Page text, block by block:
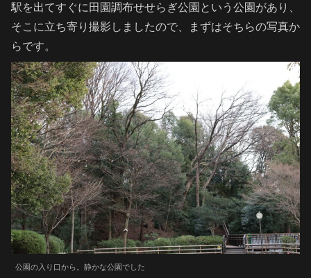
駅を出てすぐに田園調布せせらぎ公園という公園があり、
そこに立ち寄り撮影しましたので、まずはそちらの写真か
らです。
公園の入り口から。静かな公園でした